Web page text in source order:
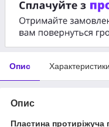
Опис Характеристики
Опис
Пластина протиріжуча